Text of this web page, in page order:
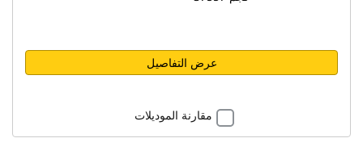
عرض التفاصيل
مقارنة الموديلات